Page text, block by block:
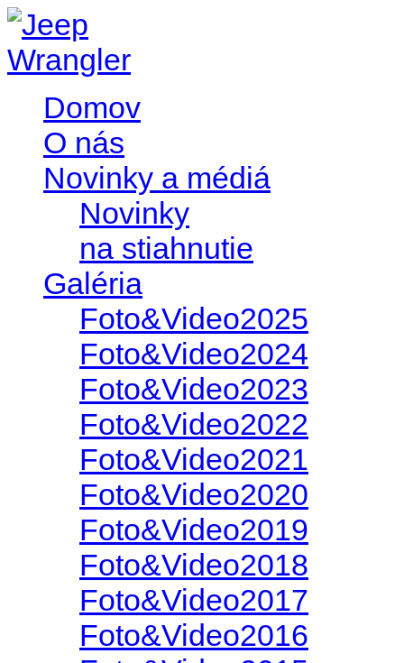
Domov
O nás
Novinky a médiá
Novinky
na stiahnutie
Galéria
Foto&Video2025
Foto&Video2024
Foto&Video2023
Foto&Video2022
Foto&Video2021
Foto&Video2020
Foto&Video2019
Foto&Video2018
Foto&Video2017
Foto&Video2016